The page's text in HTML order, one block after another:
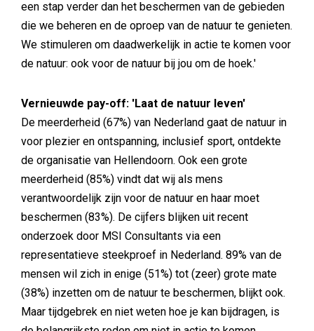
een stap verder dan het beschermen van de gebieden
die we beheren en de oproep van de natuur te genieten.
We stimuleren om daadwerkelijk in actie te komen voor
de natuur: ook voor de natuur bij jou om de hoek.'
Vernieuwde pay-off: 'Laat de natuur leven'
De meerderheid (67%) van Nederland gaat de natuur in
voor plezier en ontspanning, inclusief sport, ontdekte
de organisatie van Hellendoorn. Ook een grote
meerderheid (85%) vindt dat wij als mens
verantwoordelijk zijn voor de natuur en haar moet
beschermen (83%). De cijfers blijken uit recent
onderzoek door MSI Consultants via een
representatieve steekproef in Nederland. 89% van de
mensen wil zich in enige (51%) tot (zeer) grote mate
(38%) inzetten om de natuur te beschermen, blijkt ook.
Maar tijdgebrek en niet weten hoe je kan bijdragen, is